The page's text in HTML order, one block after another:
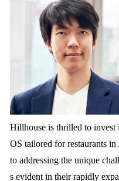
Hillhouse is thrilled to invest
OS tailored for restaurants in
to addressing the unique
s evident in their rapidly